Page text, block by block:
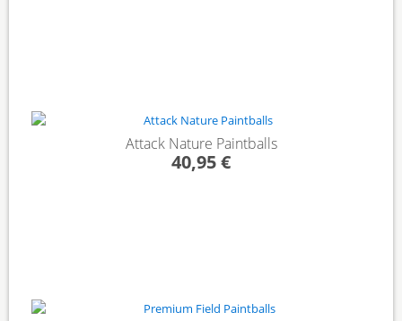
Attack Nature Paintballs
40,95 €